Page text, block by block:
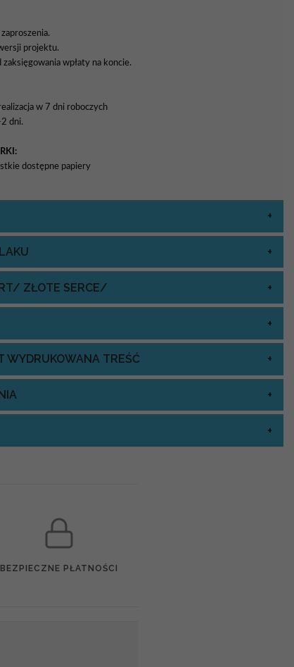
projektu.
wpłaty na koncie.
w 7 dni roboczych
dni.
dostępne papiery
ZŁOTE SERCE/
WYDRUKOWANA TREŚĆ
BEZPIECZNE PŁATNOŚCI